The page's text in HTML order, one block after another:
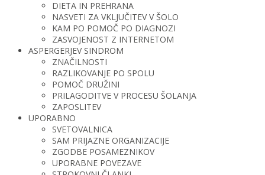
DIETA IN PREHRANA
NASVETI ZA VKLJUČITEV V ŠOLO
KAM PO POMOČ PO DIAGNOZI
ZASVOJENOST Z INTERNETOM
ASPERGERJEV SINDROM
ZNAČILNOSTI
RAZLIKOVANJE PO SPOLU
POMOČ DRUŽINI
PRILAGODITVE V PROCESU ŠOLANJA
ZAPOSLITEV
UPORABNO
SVETOVALNICA
SAM PRIJAZNE ORGANIZACIJE
ZGODBE POSAMEZNIKOV
UPORABNE POVEZAVE